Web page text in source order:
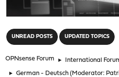
UNREAD POSTS UPDATED TOPICS
OPNsense Forum ► International
► German - Deutsch (Moderator: